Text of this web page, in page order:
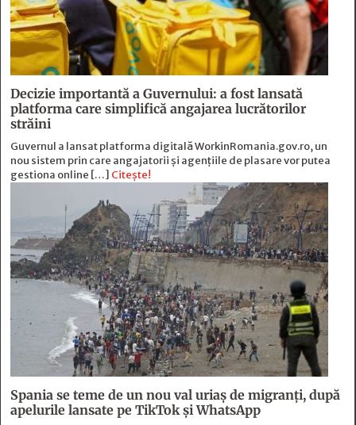
Decizie importantă a Guvernului: a fost lansată
platforma care simplifică angajarea lucrătorilor
străini
Guvernul a lansat platforma digitală WorkinRomania.gov.ro, un
nou sistem prin care angajatorii și agențiile de plasare vor putea
gestiona online […] Citește!
Spania se teme de un nou val uriaș de migranți, după
apelurile lansate pe TikTok și WhatsApp